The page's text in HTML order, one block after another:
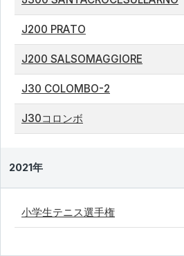
J200 PRATO
J200 SALSOMAGGIORE
J30 COLOMBO-2
J30コロンボ
2021年
小学生テニス選手権